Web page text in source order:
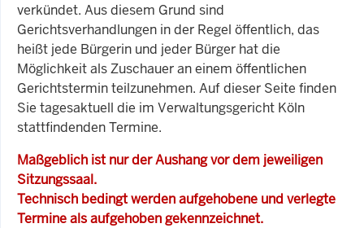
verkündet. Aus diesem Grund sind
Gerichtsverhandlungen in der Regel öffentlich, das
heißt jede Bürgerin und jeder Bürger hat die
Möglichkeit als Zuschauer an einem öffentlichen
Gerichtstermin teilzunehmen. Auf dieser Seite finden
Sie tagesaktuell die im Verwaltungsgericht Köln
stattfindenden Termine.
Maßgeblich ist nur der Aushang vor dem jeweiligen
Sitzungssaal.
Technisch bedingt werden aufgehobene und verlegte
Termine als aufgehoben gekennzeichnet.